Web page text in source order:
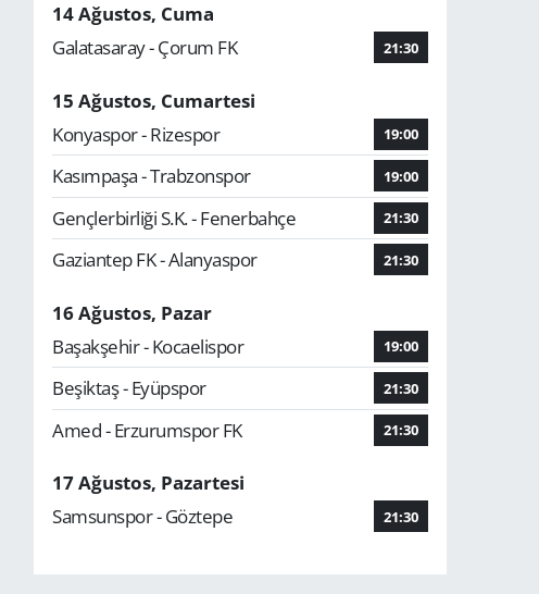
14 Ağustos, Cuma
Galatasaray - Çorum FK
21:30
15 Ağustos, Cumartesi
Konyaspor - Rizespor
19:00
Kasımpaşa - Trabzonspor 19:00
Gençlerbirliği S.K. - Fenerbahçe 21:30
Gaziantep FK - Alanyaspor 21:30
16 Ağustos, Pazar
Başakşehir - Kocaelispor
19:00
Beşiktaş - Eyüpspor 21:30
Amed - Erzurumspor FK 21:30
17 Ağustos, Pazartesi
Samsunspor - Göztepe
21:30